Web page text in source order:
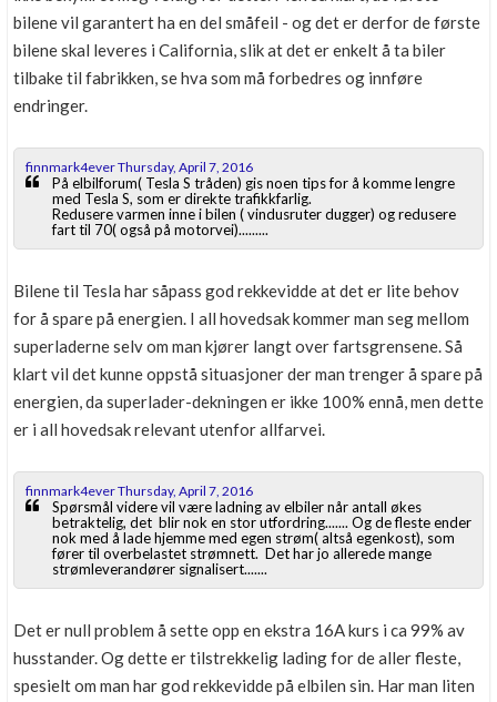
bilene vil garantert ha en del småfeil - og det er derfor de første
bilene skal leveres i California, slik at det er enkelt å ta biler
tilbake til fabrikken, se hva som må forbedres og innføre
endringer.
finnmark4ever Thursday, April 7, 2016
På elbilforum( Tesla S tråden) gis noen tips for å komme lengre
med Tesla S, som er direkte trafikkfarlig.
Redusere varmen inne i bilen ( vindusruter dugger) og redusere
fart til 70( også på motorvei).........
Bilene til Tesla har såpass god rekkevidde at det er lite behov
for å spare på energien. I all hovedsak kommer man seg mellom
superladerne selv om man kjører langt over fartsgrensene. Så
klart vil det kunne oppstå situasjoner der man trenger å spare på
energien, da superlader-dekningen er ikke 100% ennå, men dette
er i all hovedsak relevant utenfor allfarvei.
finnmark4ever Thursday, April 7, 2016
Spørsmål videre vil være ladning av elbiler når antall økes
betraktelig, det blir nok en stor utfordring....... Og de fleste ender
nok med å lade hjemme med egen strøm( altså egenkost), som
fører til overbelastet strømnett. Det har jo allerede mange
strømleverandører signalisert.......
Det er null problem å sette opp en ekstra 16A kurs i ca 99% av
husstander. Og dette er tilstrekkelig lading for de aller fleste,
spesielt om man har god rekkevidde på elbilen sin. Har man liten